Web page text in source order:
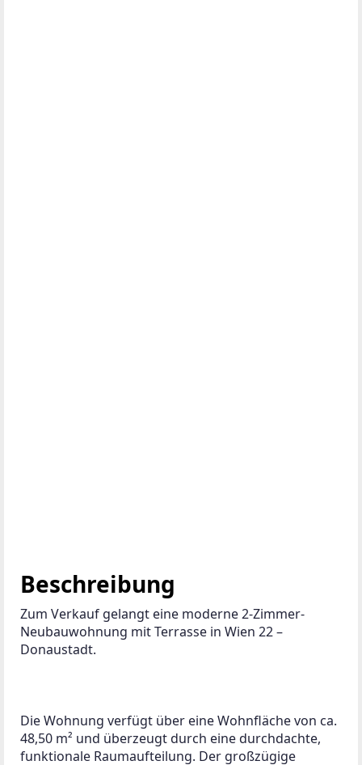
Beschreibung
Zum Verkauf gelangt eine moderne 2-Zimmer-
Neubauwohnung mit Terrasse in Wien 22 –
Donaustadt.
Die Wohnung verfügt über eine Wohnfläche von ca.
48,50 m² und überzeugt durch eine durchdachte,
funktionale Raumaufteilung. Der großzügige